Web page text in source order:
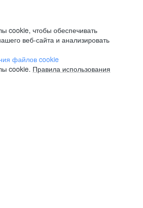
cookie, чтобы обеспечивать
веб-сайта и анализировать
файлов cookie
cookie. Правила использования